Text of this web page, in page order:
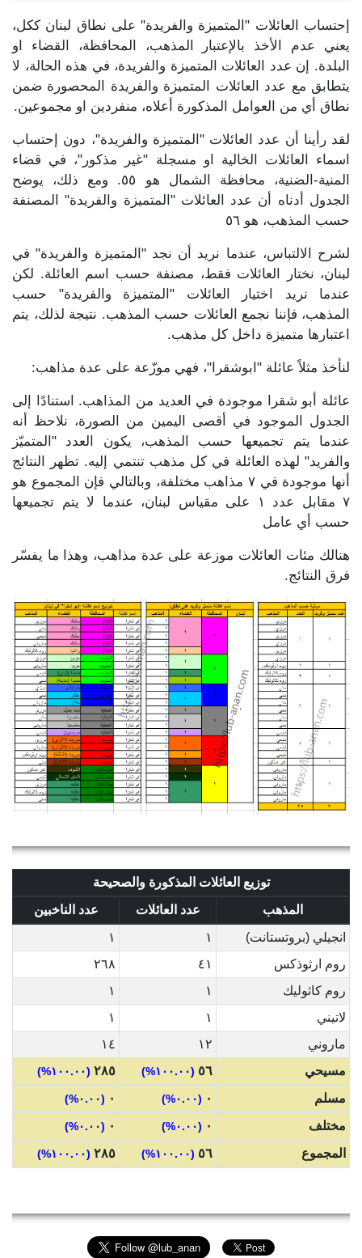
إحتساب العائلات "المتميزة والفريدة" على نطاق لبنان ككل،
يعني عدم الأخذ بالإعتبار المذهب، المحافظة، القضاء او
البلدة. إن عدد العائلات المتميزة والفريدة، في هذه الحالة، لا
يتطابق مع عدد العائلات المتميزة والفريدة المحصورة ضمن
نطاق أي من العوامل المذكورة أعلاه، منفردين او مجموعين.
لقد رأينا أن عدد العائلات "المتميزة والفريدة"، دون إحتساب
اسماء العائلات الخالية او مسجلة "غير مذكور"، في قضاء
المنية-الضنية، محافظة الشمال هو ٥٥. ومع ذلك، يوضح
الجدول أدناه أن عدد العائلات "المتميزة والفريدة" المصنفة
حسب المذهب، هو ٥٦
لشرح الالتباس، عندما نريد أن نجد "المتميزة والفريدة" في
لبنان، نختار العائلات فقط، مصنفة حسب اسم العائلة. لكن
عندما نريد اختيار العائلات "المتميزة والفريدة" حسب
المذهب، فإننا نجمع العائلات حسب المذهب. نتيجة لذلك، يتم
اعتبارها متميزة داخل كل مذهب.
لنأخذ مثلاً عائلة "ابوشقرا"، فهي موزّعة على عدة مذاهب:
عائلة أبو شقرا موجودة في العديد من المذاهب. استنادًا إلى
الجدول الموجود في أقصى اليمين من الصورة، نلاحظ أنه
عندما يتم تجميعها حسب المذهب، يكون العدد "المتميّز
والفريد" لهذه العائلة في كل مذهب تنتمي إليه. تظهر النتائج
أنها موجودة في ٧ مذاهب مختلفة، وبالتالي فإن المجموع هو
٧ مقابل عدد ١ على مقياس لبنان، عندما لا يتم تجميعها
حسب أي عامل
هنالك مئات العائلات موزعة على عدة مذاهب، وهذا ما يفسّر
فرق النتائج.
توزيع العائلات المذكورة والصحيحة
المذهب
عدد العائلات
عدد الناخبين
انجيلي (بروتستانت)
١
١
روم ارثوذكس
٤١
٢٦٨
روم كاثوليك
١
١
لاتيني
١
١
ماروني
١٢
١٤
مسيحي
٥٦ (١٠٠.٠٠%) ٢٨٥ (١٠٠.٠٠%)
مسلم ٠ (٠.٠٠%) ٠ (٠.٠٠%)
مختلف ٠ (٠.٠٠%) ٠ (٠.٠٠%)
المجموع ٥٦ (١٠٠.٠٠%) ٢٨٥ (١٠٠.٠٠%)